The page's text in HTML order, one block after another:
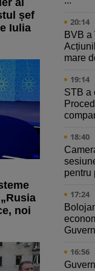
al
șef
Iulia
noi
20:14
BVB
mare
19:14
STB a
18:40
pentru
17:24
16:56